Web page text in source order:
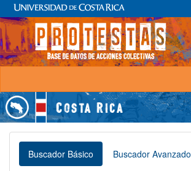
Buscador Básico Buscador Avanzado